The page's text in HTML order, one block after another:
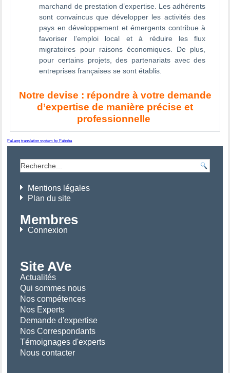
marchand de prestation d’expertise. Les adhérents
sont convaincus que développer les activités des
pays en développement et émergents contribue à
favoriser l’emploi local et à réduire les flux
migratoires pour raisons économiques. De plus,
pour certains projets, des partenariats avec des
entreprises françaises se sont établis.
Notre devise : répondre à votre demande
d’expertise de manière précise et
professionnelle
FaLang translation system by Faboba
Mentions légales
Plan du site
Membres
Connexion
Site AVe
Actualités
Qui sommes nous
Nos compétences
Nos Experts
Demande d'expertise
Nos Correspondants
Témoignages d'experts
Nous contacter